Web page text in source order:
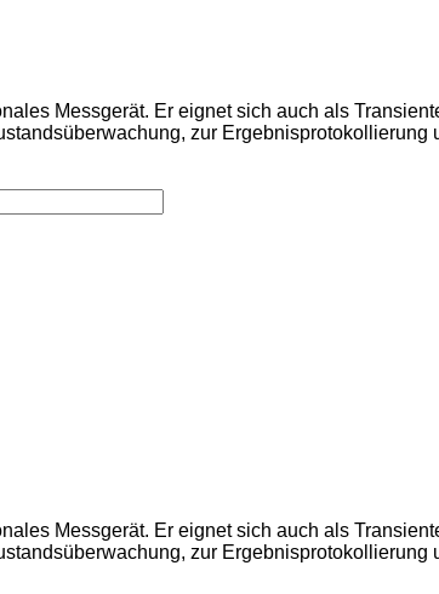
Messgerät. Er eignet sich auch als
zur Ergebnisprotokollierung
Messgerät. Er eignet sich auch als
zur